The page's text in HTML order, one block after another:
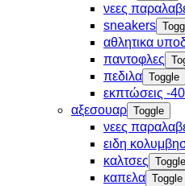
νεες
sneakers
αθλητικα
παντοφλες
πεδιλα Toggle
εκπτώσεις -
αξεσουαρ Toggle
νεες
ειδη
καλτσες Toggle
καπελα Toggle